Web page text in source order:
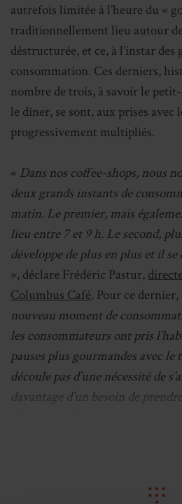
autrefois limitée à l’heure du «
traditionnellement lieu autour de
déstructurée, et ce, à l’instar des
consommation. Ces derniers,
nombre de trois, à savoir le
le dîner, se sont, aux prises avec
progressivement multipliés.
« Dans nos coffee-shops, nous
deux grands instants de
matin. Le premier, mais
lieu entre 7 et 9 h. Le second,
développe de plus en plus et il
», déclare Frédéric Pastur,
Columbus Café. Pour ce dernier,
nouveau moment de
les consommateurs ont pris
pauses plus gourmandes avec le
découle pas d’une nécessité de
davantage d’un besoin de